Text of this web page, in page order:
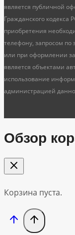
является публичной
Гражданского
приобретения
телефону, запросом по
или при оформлении
является объектами
использование
администрацией
Обзор
Корзина пуста.